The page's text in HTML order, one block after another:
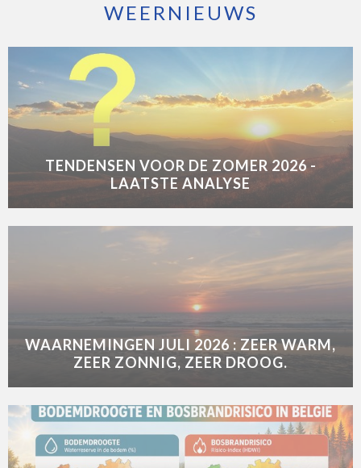
WEERNIEUWS
TENDENSEN VOOR DE ZOMER 2026 -
LAATSTE ANALYSE
WAARNEMINGEN JULI 2026 : ZEER WARM,
ZEER ZONNIG, ZEER DROOG.